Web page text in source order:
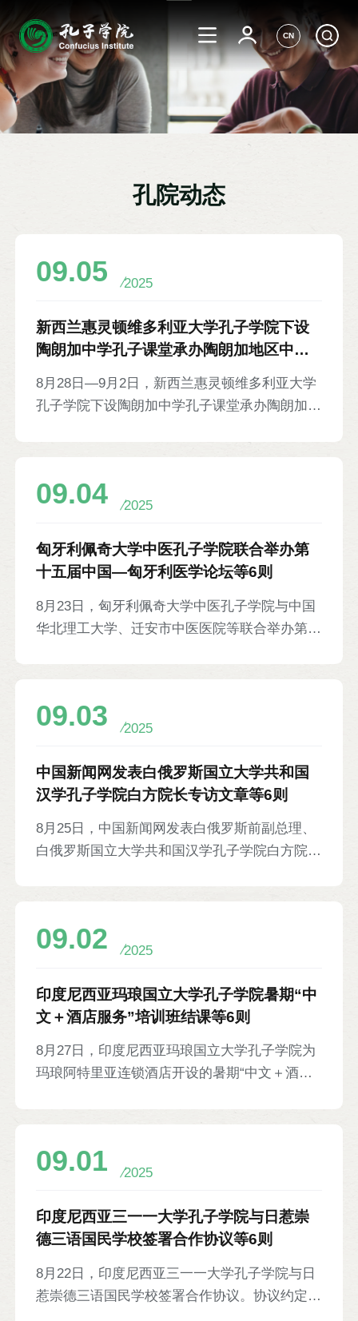
CN
孔院动态
09.05 2025
新西兰惠灵顿维多利亚大学孔子学院下设
陶朗加中学孔子课堂承办陶朗加地区中文
8月28日—9月2日，新西兰惠灵顿维多利亚大学
孔子学院下设陶朗加中学孔子课堂承办陶朗加地
参赛，最终索菲娅·法洛菲尔德、贾斯拉吉·迪伦
丝演奏、甲骨文识认、汉字拼读、语句挑战、踢
毽子等，孔院及课堂师生、当地居民等1200余
09.04 2025
匈牙利佩奇大学中医孔子学院联合举办第
十五届中国—匈牙利医学论坛等6则
8月23日，匈牙利佩奇大学中医孔子学院与中国
华北理工大学、迁安市中医医院等联合举办第十
场，与会者就态靶理论、匈牙利传统医药发展机
灸医学学会原主席海吉·高博瑞拉，中东欧中医
药学会副会长、匈牙利东方国药集团总经理王
帆，华北理工大学副校长张秀军，以及河北省相
关医学部门负责人、中匈医学专家等700余人参
加。
09.03 2025
中国新闻网发表白俄罗斯国立大学共和国
汉学孔子学院白方院长专访文章等6则
8月25日，中国新闻网发表白俄罗斯前副总理、
白俄罗斯国立大学共和国汉学孔子学院白方院长
“中国历史”课程等。
09.02 2025
印度尼西亚玛琅国立大学孔子学院暑期“中
文＋酒店服务”培训班结课等6则
8月27日，印度尼西亚玛琅国立大学孔子学院为
玛琅阿特里亚连锁酒店开设的暑期“中文＋酒店
化体验活动。孔院中方院长龚敏、玛琅阿特里亚
员工参加。
09.01 2025
印度尼西亚三一一大学孔子学院与日惹崇
德三语国民学校签署合作协议等6则
8月22日，印度尼西亚三一一大学孔子学院与日
惹崇德三语国民学校签署合作协议。协议约定该